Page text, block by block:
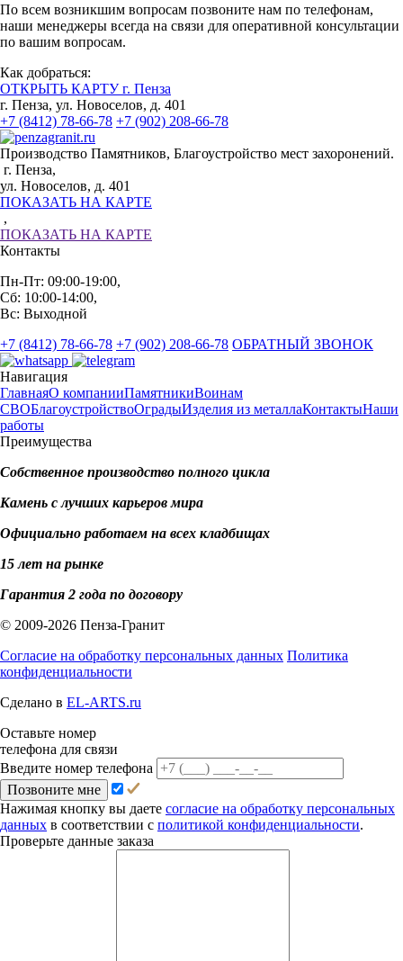
По всем возникшим вопросам позвоните нам по телефонам,
наши менеджеры всегда на связи для оперативной консультации
по вашим вопросам.
Как добраться:
ОТКРЫТЬ КАРТУ г. Пенза
г. Пенза, ул. Новоселов, д. 401
+7 (8412) 78-66-78 +7 (902) 208-66-78
Производство Памятников, Благоустройство мест захоронений.
г. Пенза,
ул. Новоселов, д. 401
ПОКАЗАТЬ НА КАРТЕ
,
ПОКАЗАТЬ НА КАРТЕ
Контакты
Пн-Пт: 09:00-19:00,
Сб: 10:00-14:00,
Вс: Выходной
+7 (8412) 78-66-78 +7 (902) 208-66-78 ОБРАТНЫЙ ЗВОНОК
Навигация
ГлавнаяО компанииПамятникиВоинам
СВОБлагоустройствоОградыИзделия из металлаКонтактыНаши
работы
Преимущества
Собственное производство полного цикла
Камень с лучших карьеров мира
Официально работаем на всех кладбищах
15 лет на рынке
Гарантия 2 года по договору
© 2009-2026 Пенза-Гранит
Согласие на обработку персональных данных Политика
конфиденциальности
Сделано в EL-ARTS.ru
Оставьте номер
телефона для связи
Введите номер телефона
Позвоните мне
Нажимая кнопку вы даете согласие на обработку персональных
данных в соответствии с политикой конфиденциальности.
Проверьте данные заказа